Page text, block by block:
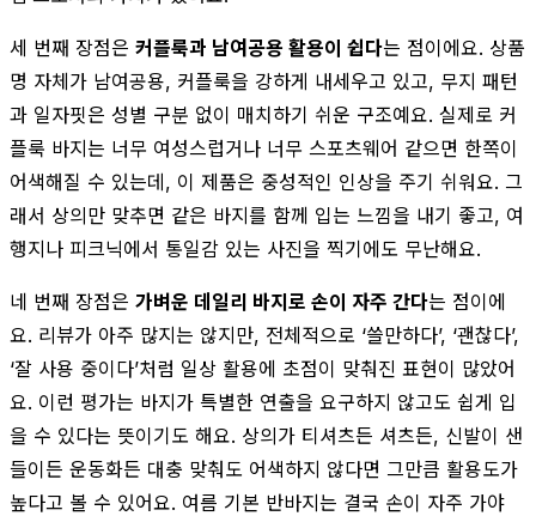
세 번째 장점은 커플룩과 남여공용 활용이 쉽다는 점이에요. 상품
명 자체가 남여공용, 커플룩을 강하게 내세우고 있고, 무지 패턴
과 일자핏은 성별 구분 없이 매치하기 쉬운 구조예요. 실제로 커
플룩 바지는 너무 여성스럽거나 너무 스포츠웨어 같으면 한쪽이
어색해질 수 있는데, 이 제품은 중성적인 인상을 주기 쉬워요. 그
래서 상의만 맞추면 같은 바지를 함께 입는 느낌을 내기 좋고, 여
행지나 피크닉에서 통일감 있는 사진을 찍기에도 무난해요.
네 번째 장점은 가벼운 데일리 바지로 손이 자주 간다는 점이에
요. 리뷰가 아주 많지는 않지만, 전체적으로 ‘쓸만하다’, ‘괜찮다’,
‘잘 사용 중이다’처럼 일상 활용에 초점이 맞춰진 표현이 많았어
요. 이런 평가는 바지가 특별한 연출을 요구하지 않고도 쉽게 입
을 수 있다는 뜻이기도 해요. 상의가 티셔츠든 셔츠든, 신발이 샌
들이든 운동화든 대충 맞춰도 어색하지 않다면 그만큼 활용도가
높다고 볼 수 있어요. 여름 기본 반바지는 결국 손이 자주 가야